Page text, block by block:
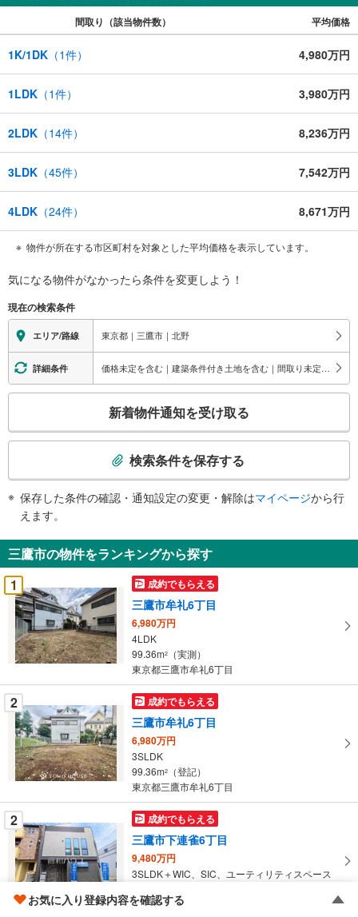
間取り（該当物件数） 平均価格
1K/1DK （1件） 4,980万円
1LDK （1件） 3,980万円
2LDK （14件） 8,236万円
3LDK （45件） 7,542万円
4LDK （24件） 8,671万円
物件が所在する市区町村を対象とした平均価格を表示しています。
気になる物件がなかったら条件を変更しよう！
現在の検索条件
エリア/路線 東京都｜三鷹市｜北野
詳細条件 価格未定を含む｜建築条件付き土地を含む｜間取り未定を含む
検
知
を
受
け
取
る
・
条
件
を
マ
イ
ペ
ー
に
保
存
す
る
新着物件通知を受け取る
検索条件を保存する
保存した条件の確認・通知設定の変更・解除はマイページから行
えます。
三鷹市の物件をランキングから探す
1
成約でもらえる
三鷹市牟礼6丁目
6,980万円
4LDK
99.36m2
（実測）
東京都三鷹市牟礼6丁目
2 成約でもらえる
三鷹市牟礼6丁目
6,980万円
3SLDK
99.36m2
（登記）
東京都三鷹市牟礼6丁目
2 成約でもらえる
三鷹市下連雀6丁目
9,480万円
3SLDK＋WIC、SIC、ユーティリティスペース
東京都三鷹市下連雀6丁目
お気に入り登録内容を確認する